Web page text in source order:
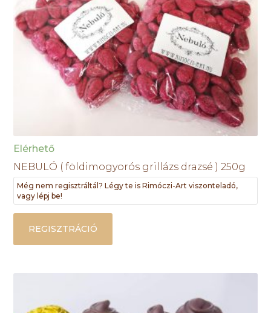
Elérhető
NEBULÓ ( földimogyorós grillázs drazsé ) 250g
Még nem regisztráltál? Légy te is Rimóczi-Art viszonteladó,
vagy lépj be!
REGISZTRÁCIÓ